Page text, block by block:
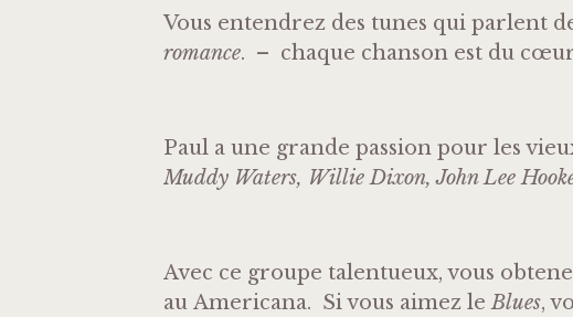
Vous entendrez des tunes qui parlent
romance. – chaque chanson est du
Paul a une grande passion pour les
Muddy Waters, Willie Dixon, John Lee
Avec ce groupe talentueux, vous
au Americana. Si vous aimez leBlues,